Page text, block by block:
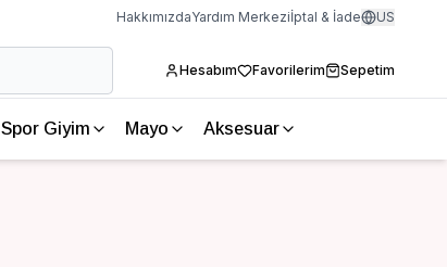
HakkımızdaYardım Merkeziİptal & İade US
Hesabım Favorilerim Sepetim
Spor Giyim Mayo Aksesuar